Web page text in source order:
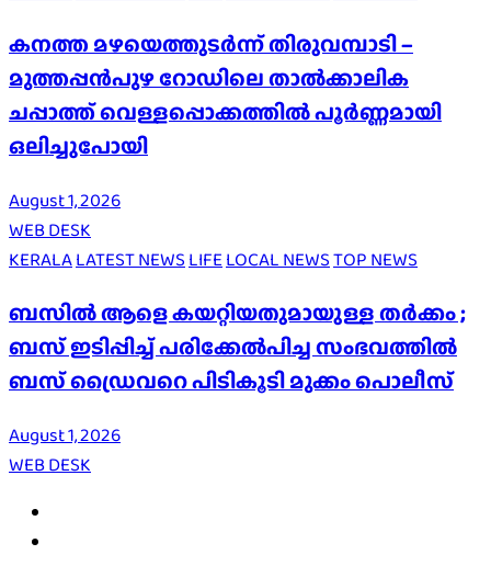
കനത്ത മഴയെത്തുടർന്ന് തിരുവമ്പാടി –
മുത്തപ്പൻപുഴ റോഡിലെ താൽക്കാലിക
ചപ്പാത്ത് വെള്ളപ്പൊക്കത്തിൽ പൂർണ്ണമായി
ഒലിച്ചുപോയി
August 1, 2026
WEB DESK
KERALALATEST NEWSLIFELOCAL NEWSTOP NEWS
ബസിൽ ആളെ കയറ്റിയതുമായുള്ള തർക്കം ;
ബസ് ഇടിപ്പിച്ച് പരിക്കേൽപിച്ച സംഭവത്തിൽ
ബസ് ഡ്രൈവറെ പിടികൂടി മുക്കം പൊലീസ്
August 1, 2026
WEB DESK